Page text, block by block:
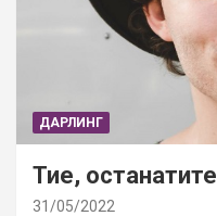
ДАРЛИНГ
Тие, останатите
31/05/2022